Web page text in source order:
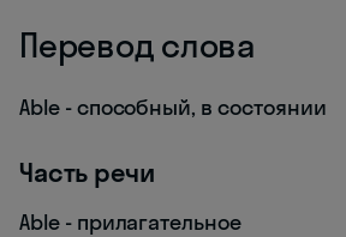
Перевод слова
Able - способный, в состоянии
Часть речи
Able - прилагательное